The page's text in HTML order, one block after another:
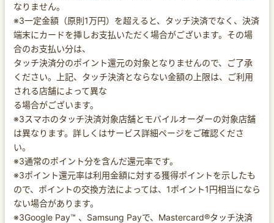
なりません。
※3一定金額（原則1万円）を超えると、タッチ決済でなく、決済
端末にカードを挿しお支払いただく場合がございます。その場
合のお支払い分は、
タッチ決済分のポイント還元の対象となりませんので、ご了承
ください。上記、タッチ決済とならない金額の上限は、ご利用
される店舗によって異な
る場合がございます。
※3スマホのタッチ決済対象店舗とモバイルオーダーの対象店舗
は異なります。詳しくはサービス詳細ページをご確認くださ
い。
※3通常のポイント分を含んだ還元率です。
※3ポイント還元率は利用金額に対する獲得ポイントを示したも
ので、ポイントの交換方法によっては、1ポイント1円相当になら
ない場合があります。
※3Google Pay™ 、Samsung Payで、Mastercard®タッチ決済